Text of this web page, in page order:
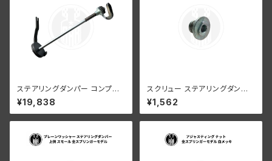
ステアリングダンパー コンプリ
ート ハーレー 1946-48年 ビッ
グツイン
¥19,838
スクリュー ステアリングダンパ
ー アジャスティング用 1936-4
8年 EL FL UL
¥1,562